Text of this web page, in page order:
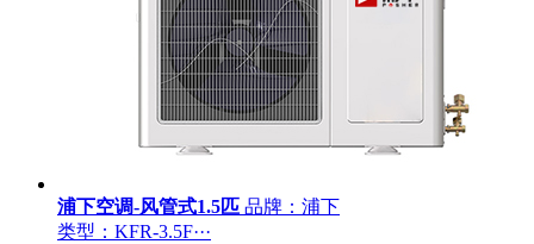
浦下空调-风管式1.5匹 品牌：浦下
类型：KFR-3.5F···